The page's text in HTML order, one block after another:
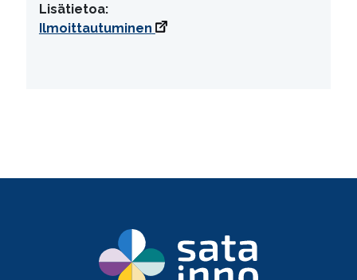
Lisätietoa:
Ilmoittautuminen